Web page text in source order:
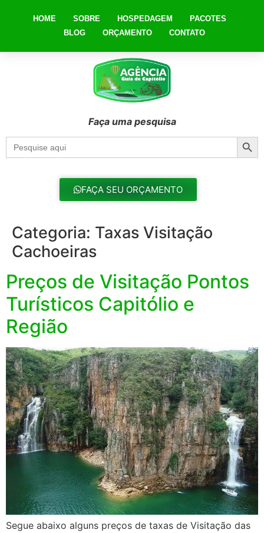
HOME SOBRE HOSPEDAGEM
PACOTES
BLOG
ORÇAMENTO CONTATO
Faça uma pesquisa
Search
for:
FAÇA SEU ORÇAMENTO
Categoria: Taxas Visitação
Cachoeiras
Preços de Visitação Pontos
Turísticos Capitólio e
Região
Segue abaixo alguns preços de taxas de Visitação das